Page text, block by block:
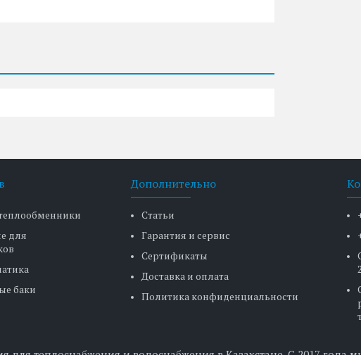
для
баки
Дополнительно
Статьи
Гарантия и сервис
Сертификаты
Доставка и оплата
Политика конфиденциальности